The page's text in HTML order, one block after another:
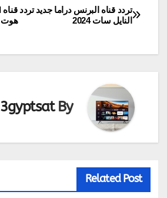
تصفّح
تردد قناه البرنس دراما جديد
النايل سات 2024
By
3gyptsat
Related Post